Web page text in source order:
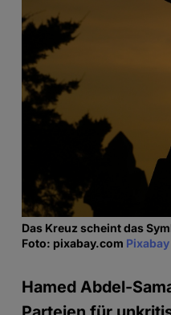
Das Kreuz scheint das
Foto: pixabay.com
Hamed Abdel-